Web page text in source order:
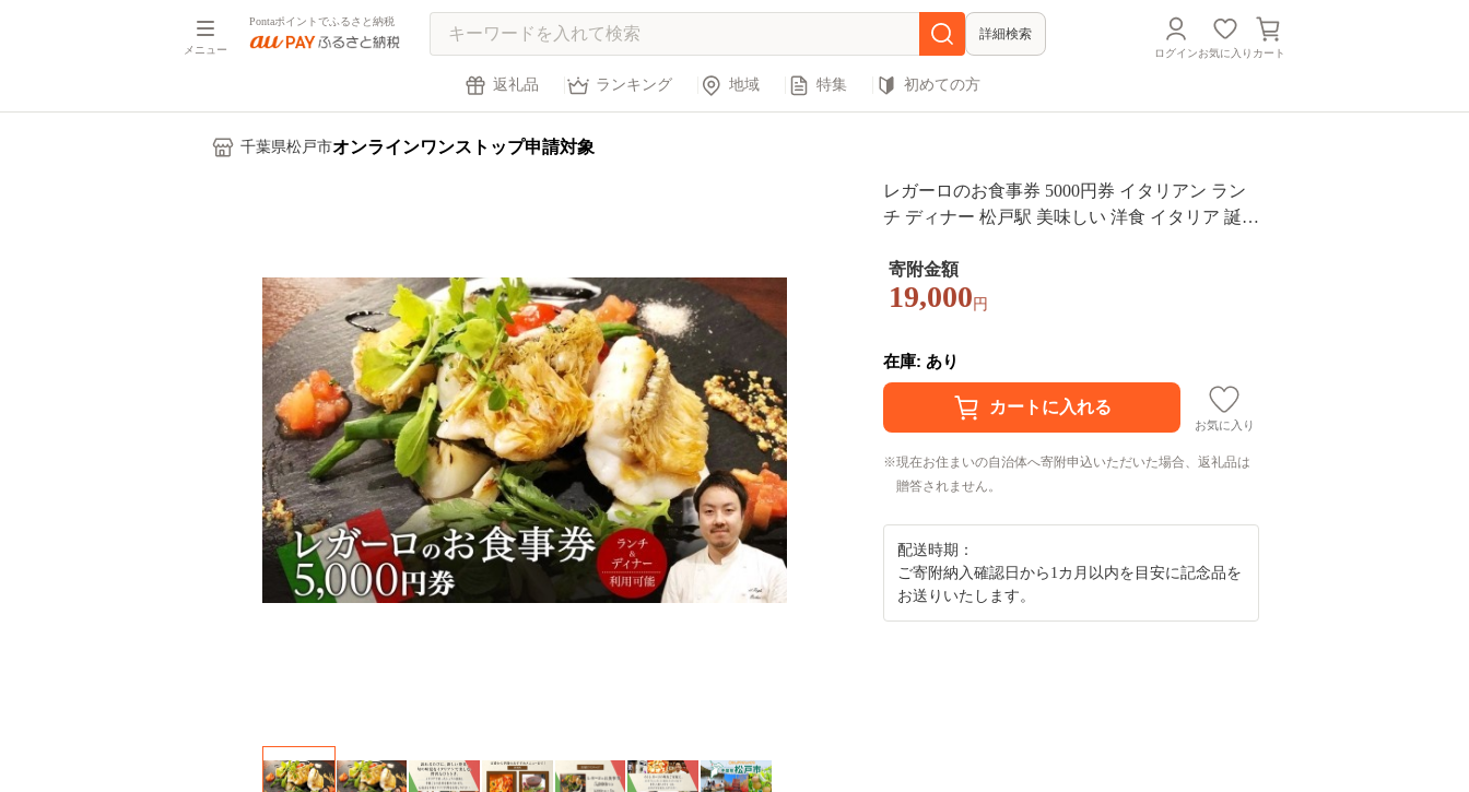
メニュー
Pontaポイントでふるさと納税
詳細検索
ログインお気に入り カート
返礼品 ランキング 地域 特集 初めての方
千葉県松戸市オンラインワンストップ申請対象
レガーロのお食事券 5000円券 イタリアン ラン
チ ディナー 松戸駅 美味しい 洋食 イタリア 誕生
ツア レガーロ ミシュラン ナポリ ピザ おすすめ
ギフト お祝い 贈り物 記念日 イルレガーロ 千葉
寄附金額
19,000 円
在庫: あり
お気に入り
現在お住まいの自治体へ寄附申込いただいた場合、返礼品は
贈答されません。
配送時期：
ご寄附納入確認日から1カ月以内を目安に記念品を
お送りいたします。